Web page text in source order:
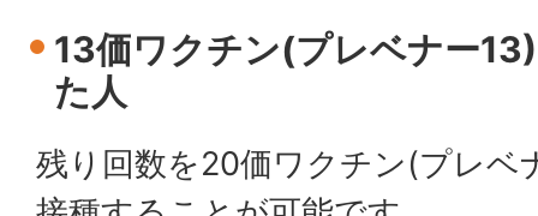
13価ワクチン(プレベナー
た人
残り回数を20価ワクチン(プレベ